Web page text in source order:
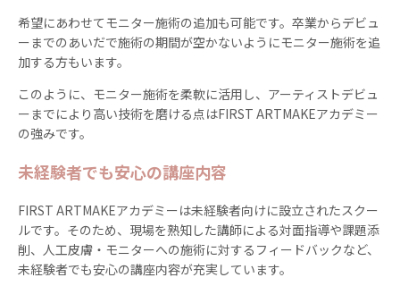
希望にあわせてモニター施術の追加も可能です。卒業からデビュ
ーまでのあいだで施術の期間が空かないようにモニター施術を追
加する方もいます。
このように、モニター施術を柔軟に活用し、アーティストデビュ
ーまでにより高い技術を磨ける点はFIRST ARTMAKEアカデミー
の強みです。
未経験者でも安心の講座内容
FIRST ARTMAKEアカデミーは未経験者向けに設立されたスクー
ルです。そのため、現場を熟知した講師による対面指導や課題添
削、人工皮膚・モニターへの施術に対するフィードバックなど、
未経験者でも安心の講座内容が充実しています。